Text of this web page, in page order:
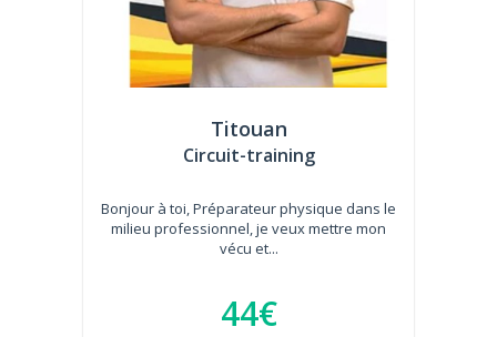
Titouan
Circuit-training
Bonjour à toi, Préparateur physique dans le
milieu professionnel, je veux mettre mon
vécu et...
44€